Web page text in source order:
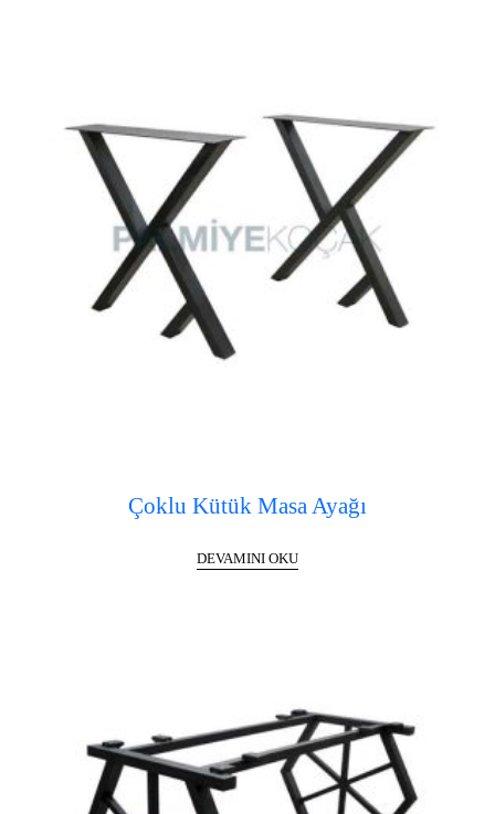
Çoklu Kütük Masa Ayağı
DEVAMINI OKU